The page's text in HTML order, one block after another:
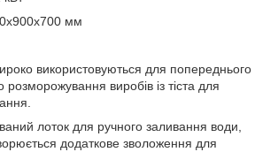
мм
використовуються для попереднього
виробів із тіста для
лоток для ручного заливання води,
додаткове зволоження для